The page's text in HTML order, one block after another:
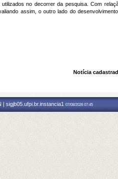
no decorrer da pesquisa. Com
assim, o outro lado do
Notícia
sigjb05.ufpi.br.instancia1 07/08/2026 07:45